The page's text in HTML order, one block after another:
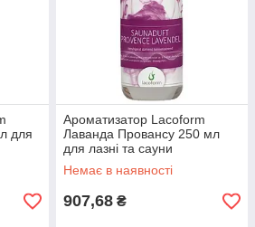
для
Ароматизатор Lacoform
Лаванда Провансу 250 мл
для лазні та сауни
Немає в наявності
907,68 ₴